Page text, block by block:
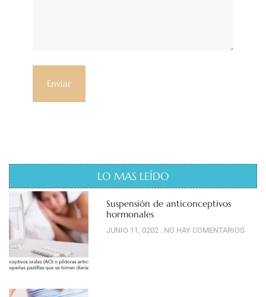
LO MAS LEÍDO
Suspensión de anticonceptivos
hormonales
JUNIO 11, 0202 NO HAY COMENTARIOS